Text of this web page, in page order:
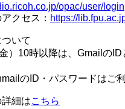
opac/user/login
クセス： https://
ついて
）10時以降は、GmailのID
のID・パスワードはご利
詳細はこちら